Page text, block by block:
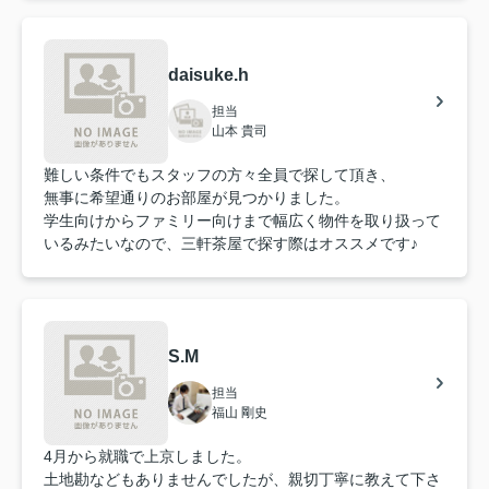
daisuke.h
担当
山本 貴司
難しい条件でもスタッフの方々全員で探して頂き、
無事に希望通りのお部屋が見つかりました。
学生向けからファミリー向けまで幅広く物件を取り扱って
いるみたいなので、三軒茶屋で探す際はオススメです♪
S.M
担当
福山 剛史
4月から就職で上京しました。
土地勘などもありませんでしたが、親切丁寧に教えて下さ